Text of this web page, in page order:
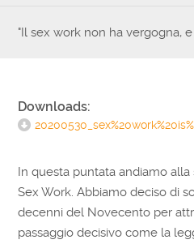
"Il sex work non ha vergogna,
Downloads:
In questa puntata andiamo
Sex Work. Abbiamo deciso di
decenni del Novecento per
passaggio decisivo come la